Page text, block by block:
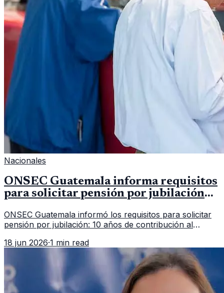
Nacionales
ONSEC Guatemala informa requisitos
para solicitar pensión por jubilación
ONSEC Guatemala informó los requisitos para solicitar
pensión por jubilación: 10 años de contribución al
importar edad.
18 jun 2026·1 min read